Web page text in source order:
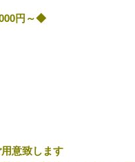
円～◆
意致します